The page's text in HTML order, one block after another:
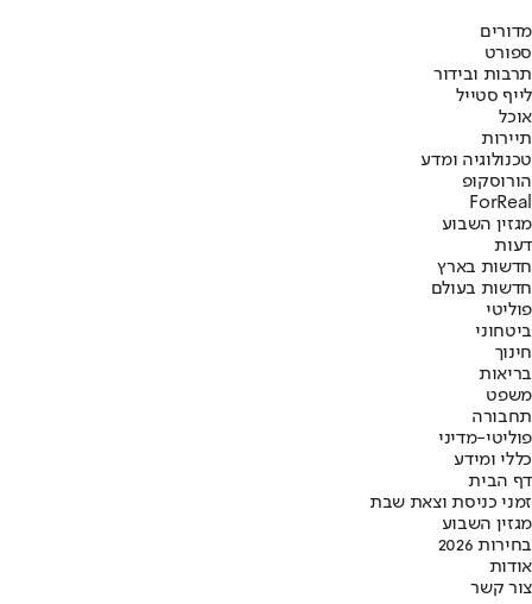
מדורים
ספורט
תרבות ובידור
לייף סטייל
אוכל
תיירות
טכנולוגיה ומדע
הורוסקופ
ForReal
מגזין השבוע
דעות
חדשות בארץ
חדשות בעולם
פוליטי
ביטחוני
חינוך
בריאות
משפט
תחבורה
פוליטי-מדיני
כללי ומידע
דף הבית
זמני כניסת וצאת שבת
מגזין השבוע
בחירות 2026
אודות
צור קשר